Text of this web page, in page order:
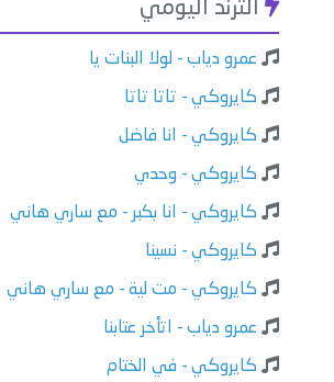
الترند اليومي
عمرو دياب - لولا البنات يا
كايروكي - تاتا تاتا
كايروكي - انا فاضل
كايروكي - وحدي
كايروكي - انا بكبر - مع ساري هاني
كايروكي - نسينا
كايروكي - مت لية - مع ساري هاني
عمرو دياب - اتأخر عتابنا
كايروكي - في الختام